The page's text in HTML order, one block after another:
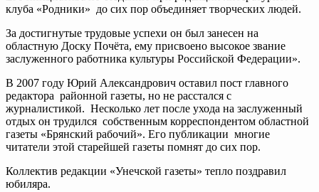
клуба «Родники» до сих пор объединяет творческих людей.
За достигнутые трудовые успехи он был занесен на
областную Доску Почёта, ему присвоено высокое звание
заслуженного работника культуры Российской Федерации».
В 2007 году Юрий Александрович оставил пост главного
редактора районной газеты, но не расстался с
журналистикой. Несколько лет после ухода на заслуженный
отдых он трудился собственным корреспондентом областной
газеты «Брянский рабочий». Его публикации многие
читатели этой старейшей газеты помнят до сих пор.
Коллектив редакции «Унечской газеты» тепло поздравил
юбиляра.